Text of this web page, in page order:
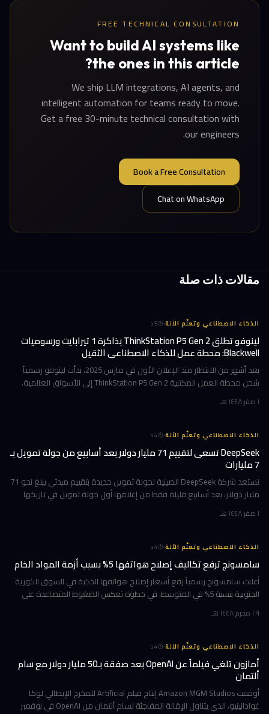
FREE TECHNICAL CONSULTATION
Want to build AI systems like
the ones in this article?
We ship LLM integrations, AI agents, and
intelligent automation for teams ready to move.
Get a free 30-minute technical consultation with
our engineers.
Book a Free Consultation
Chat on WhatsApp
مقالات ذات صلة
الذكاء الاصطناعي وتعلّم الآلة·
5د
لينوفو تطلق ThinkStation P5 Gen 2 بذاكرة 1 تيرابايت ورسوميات
Blackwell: محطة عمل للذكاء الاصطناعي الثقيل
بعد أشهر من الانتظار منذ الإعلان الأول في مارس 2025، بدأت لينوفو رسمياً
شحن محطة العمل المكتبية ThinkStation P5 Gen 2 إلى الأسواق العالمية.
١ صفر ١٤٤٨ هـ
الذكاء الاصطناعي وتعلّم الآلة·
4د
DeepSeek تسعى لتقييم 71 مليار دولار بعد أسابيع من جولة تمويل بـ
7 مليارات
تستعد شركة DeepSeek الصينية لجولة تمويل جديدة بتقييم مبدئي يبلغ نحو 71
مليار دولار، بعد أسابيع قليلة فقط من إغلاقها أول جولة تمويل في تاريخها
١ صفر ١٤٤٨ هـ
الذكاء الاصطناعي وتعلّم الآلة·
4د
سامسونج ترفع تكاليف إصلاح هواتفها 5% بسبب أزمة المواد الخام
أعلنت سامسونج رسمياً رفع أسعار إصلاح هواتفها الذكية في السوق الكورية
الجنوبية بنسبة 5% في المتوسط، في خطوة تعكس الضغوط المتصاعدة على
٢٩ محرم ١٤٤٨ هـ
الذكاء الاصطناعي وتعلّم الآلة·
4د
أمازون تلغي فيلماً عن OpenAI بعد صفقة بـ50 مليار دولار مع سام
ألتمان
أوقفت Amazon MGM Studios إنتاج فيلم Artificial للمخرج الإيطالي لوكا
غوادانينيو، الذي يتناول الإقالة المفاجئة لسام ألتمان من OpenAI في نوفمبر